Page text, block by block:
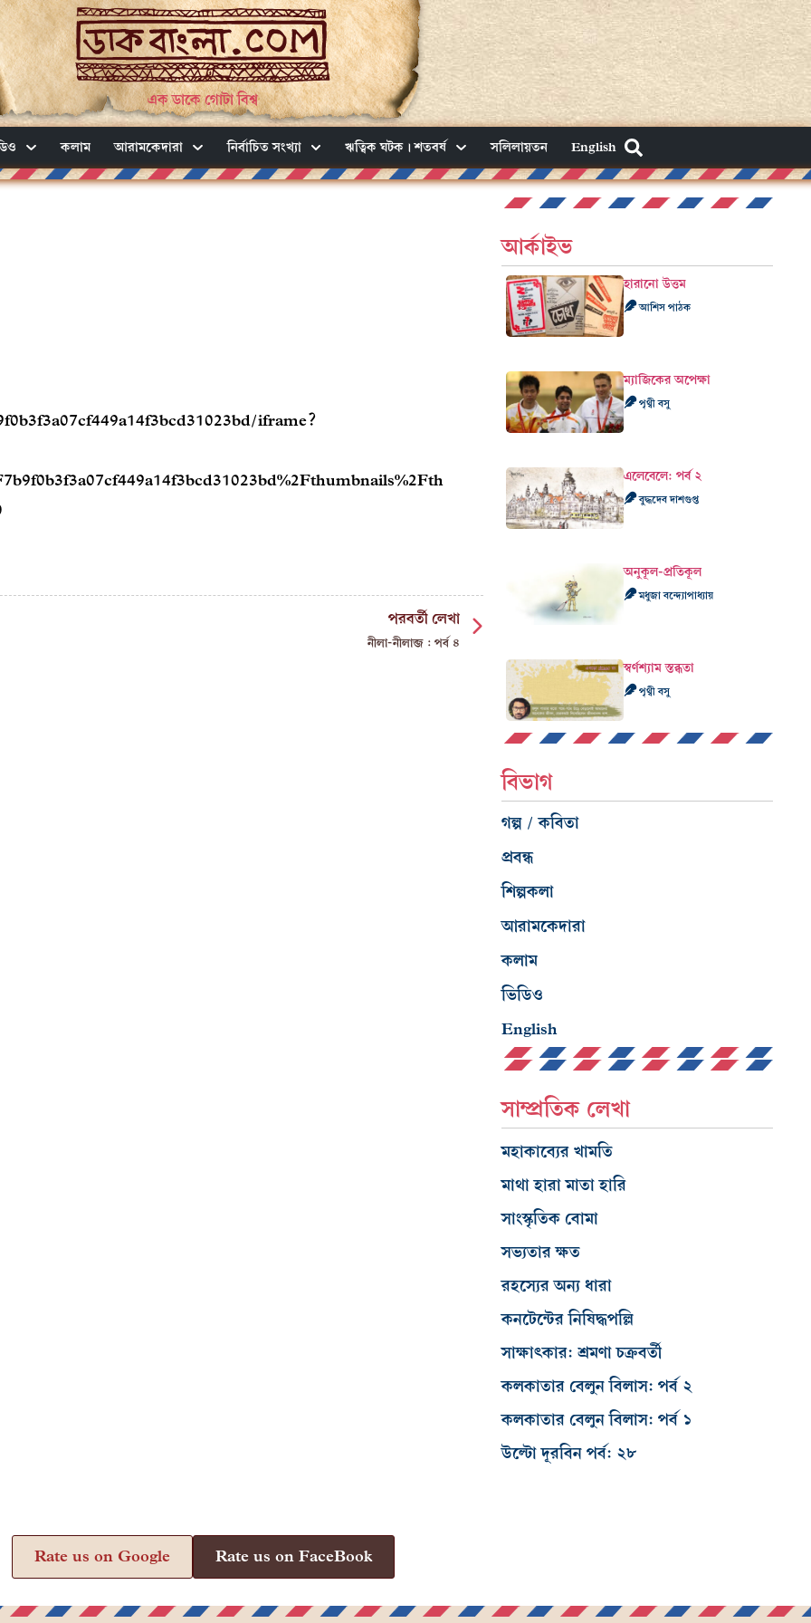
এক ডাকে গোটা বিশ্ব
কলাম আরামকেদারা নির্বাচিত সংখ্যা ঋত্বিক ঘটক। শতবর্ষ সলিলায়তন English
iframe?
পরবর্তী লেখা
নীলা-নীলাব্জ : পর্ব ৪
আর্কাইভ
হারানো উত্তম
আশিস পাঠক
‌ম্যাজিকের অপেক্ষা
পৃথ্বী বসু
এলেবেলে: পর্ব ২
বুদ্ধদেব দাশগুপ্ত
অনুকূল-প্রতিকূল
মধুজা বন্দ্যোপাধ্যায়
স্বর্ণশ্যাম স্তব্ধতা
পৃথ্বী বসু
বিভাগ
গল্প / কবিতা
প্রবন্ধ
শিল্পকলা
আরামকেদারা
কলাম
ভিডিও
English
সাম্প্রতিক লেখা
মহাকাব্যের খামতি
মাথা হারা মাতা হারি
সাংস্কৃতিক বোমা
সভ্যতার ক্ষত
রহস্যের অন্য ধারা
কনটেন্টের নিষিদ্ধপল্লি
সাক্ষাৎকার: শ্রমণা চক্রবর্তী
কলকাতার বেলুন বিলাস: পর্ব ২
কলকাতার বেলুন বিলাস: পর্ব ১
উল্টো দূরবিন পর্ব: ২৮
Rate us on Google Rate us on FaceBook